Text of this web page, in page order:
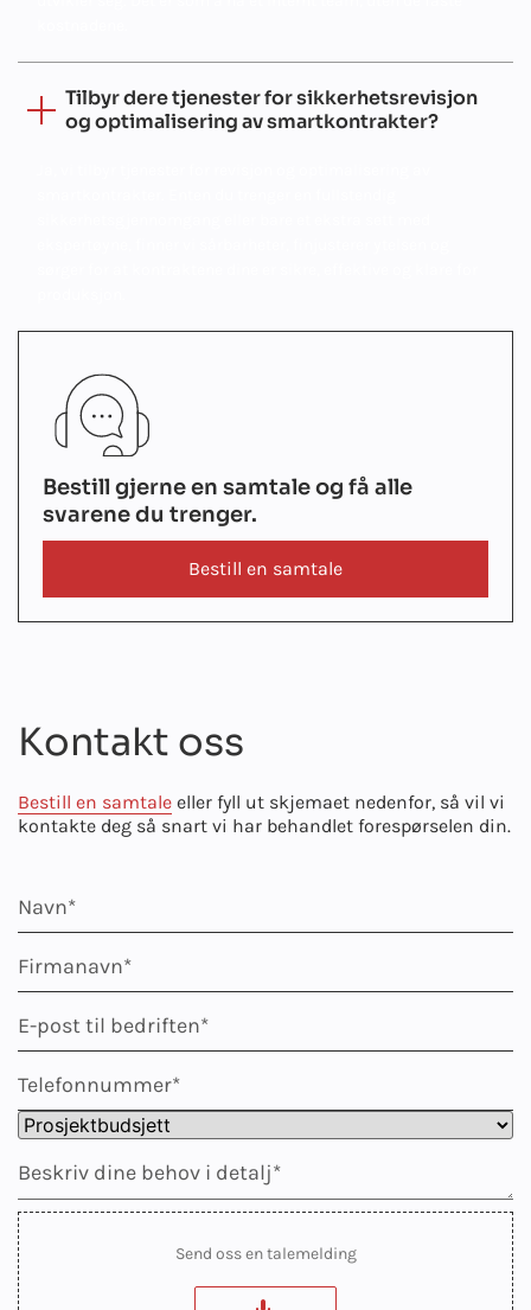
Tilbyr dere tjenester for sikkerhetsrevisjon
og optimalisering av smartkontrakter?
Bestill gjerne en samtale og få alle
svarene du trenger.
Bestill en samtale
Kontakt oss
Bestill en samtale eller fyll ut skjemaet nedenfor, så vil vi
kontakte deg så snart vi har behandlet forespørselen din.
Send oss en talemelding